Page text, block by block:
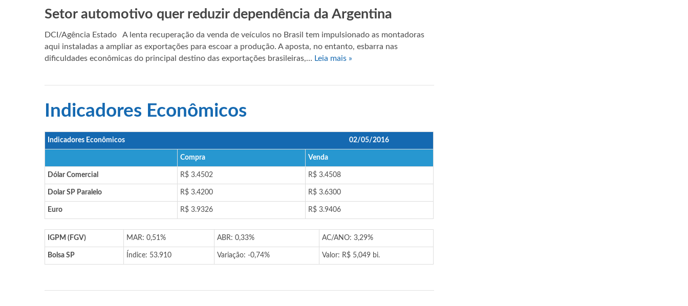
Setor automotivo quer reduzir dependência da Argentina
DCI/Agência Estado A lenta recuperação da venda de veículos no Brasil tem impulsionado as montadoras
aqui instaladas a ampliar as exportações para escoar a produção. A aposta, no entanto, esbarra nas
dificuldades econômicas do principal destino das exportações brasileiras,… Leia mais »
Indicadores Econômicos
Indicadores Econômicos 02/05/2016
Compra Venda
Dólar Comercial R$ 3.4502 R$ 3.4508
Dolar SP Paralelo R$ 3.4200 R$ 3.6300
Euro R$ 3.9326 R$ 3.9406
IGPM (FGV) MAR: 0,51% ABR: 0,33% AC/ANO: 3,29%
Bolsa SP Índice: 53.910 Variação: -0,74% Valor: R$ 5,049 bi.